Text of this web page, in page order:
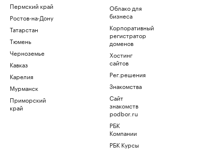
Пермский край
Ростов-на-Дону
Татарстан
Тюмень
Черноземье
Кавказ
Карелия
Мурманск
Приморский
край
Облако для
бизнеса
Корпоративный
регистратор
доменов
Хостинг
сайтов
Рег.решения
Знакомства
Сайт
знакомств
podbor.ru
РБК
Компании
РБК Курсы